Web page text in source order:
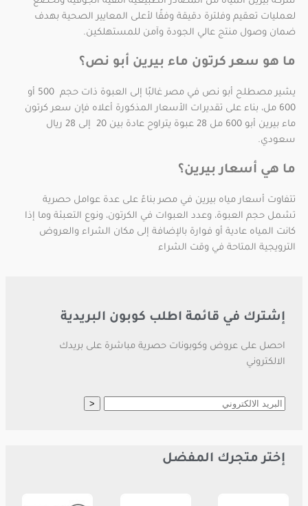
لعمليات تعقيم وفلترة دقيقة وفقًا لأعلى المعايير الصحية بهدف
ضمان وصول منتج عالي الجودة وآمن للمستهلكين.
ما هو سعر كرتون ماء بيرين أبو نص؟
يشير مصطلح أبو نص في مصر غالبًا إلى العبوة ذات حجم 500 أو
600 مل، بناء على تقديرات الأسعار المذكورة أعلاه فإن سعر كرتون
ماء بيرين أبو 600 مل 28 عبوة يتراوح عادة بين 20 إلى 28 ريال
سعودي.
ما هي أسعار بيرين؟
تتفاوت أسعار مياه بيرين في مصر بناءً على عدة عوامل حصرية
تشمل حجم العبوة، وعدد العبوات في الكرتون، ونوع التعبئة وما إذا
كانت المياه عادية أو فوارة بالإضافة إلى مكان الشراء والعروض
الترويجية المتاحة في وقت الشراء
إشترك في قائمة اطلب كوبون البريدية
احصل على عروض وكوبونات حصرية مباشرة على بريدك
الالكتروني
إختر متجرك المفضل